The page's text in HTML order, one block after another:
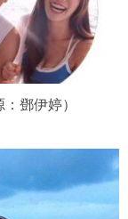
鄧伊婷）